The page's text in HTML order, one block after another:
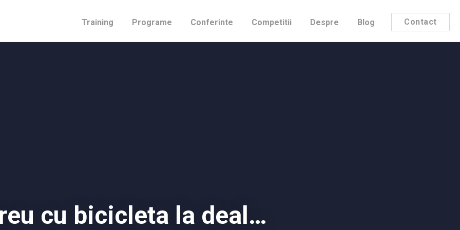
Training Programe Conferinte Competitii Despre Blog Contact
cu bicicleta la deal…